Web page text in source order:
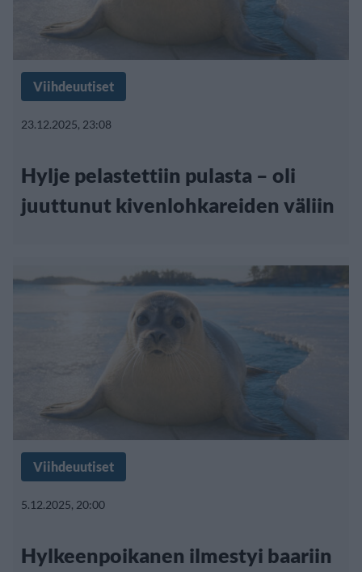
Viihdeuutiset
23.12.2025, 23:08
Hylje pelastettiin pulasta – oli
juuttunut kivenlohkareiden väliin
Viihdeuutiset
5.12.2025, 20:00
Hylkeenpoikanen ilmestyi baariin